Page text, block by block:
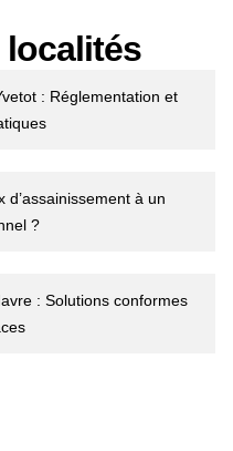
localités
: Réglementation et
d’assainissement à un
?
: Solutions conformes